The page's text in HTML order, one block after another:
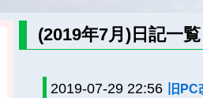
(2019年7月)日記一覧
2019-07-29 22:56 旧